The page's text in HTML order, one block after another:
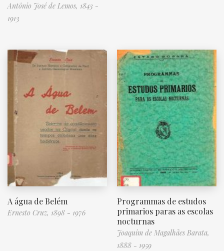
Antônio José de Lemos, 1843 -
1913
A água de Belém
Ernesto Cruz, 1898 - 1976
Programmas de estudos
primarios paras as escolas
nocturnas
Joaquim de Magalhães Barata,
1888 - 1959